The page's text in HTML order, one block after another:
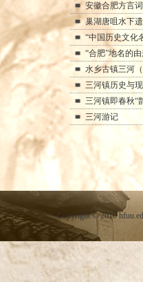
安徽合肥方言
巢湖唐咀水下
“中国历史文
“合肥”地名的
水乡古镇三河
三河镇历史与
三河镇即春秋“
三河游记
Copyright©2010